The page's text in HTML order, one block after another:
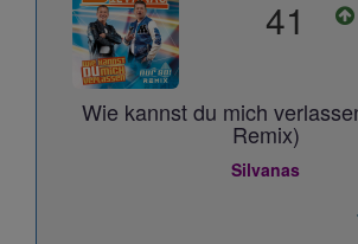
41
Wie kannst du mich
Remix)
Silvanas